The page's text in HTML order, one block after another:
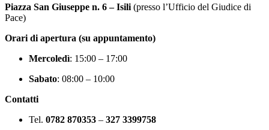
Piazza San Giuseppe n. 6 – Isili (presso l’Ufficio del Giudice di
Pace)
Orari di apertura (su appuntamento)
Mercoledì: 15:00 – 17:00
Sabato: 08:00 – 10:00
Contatti
Tel. 0782 870353 – 327 3399758